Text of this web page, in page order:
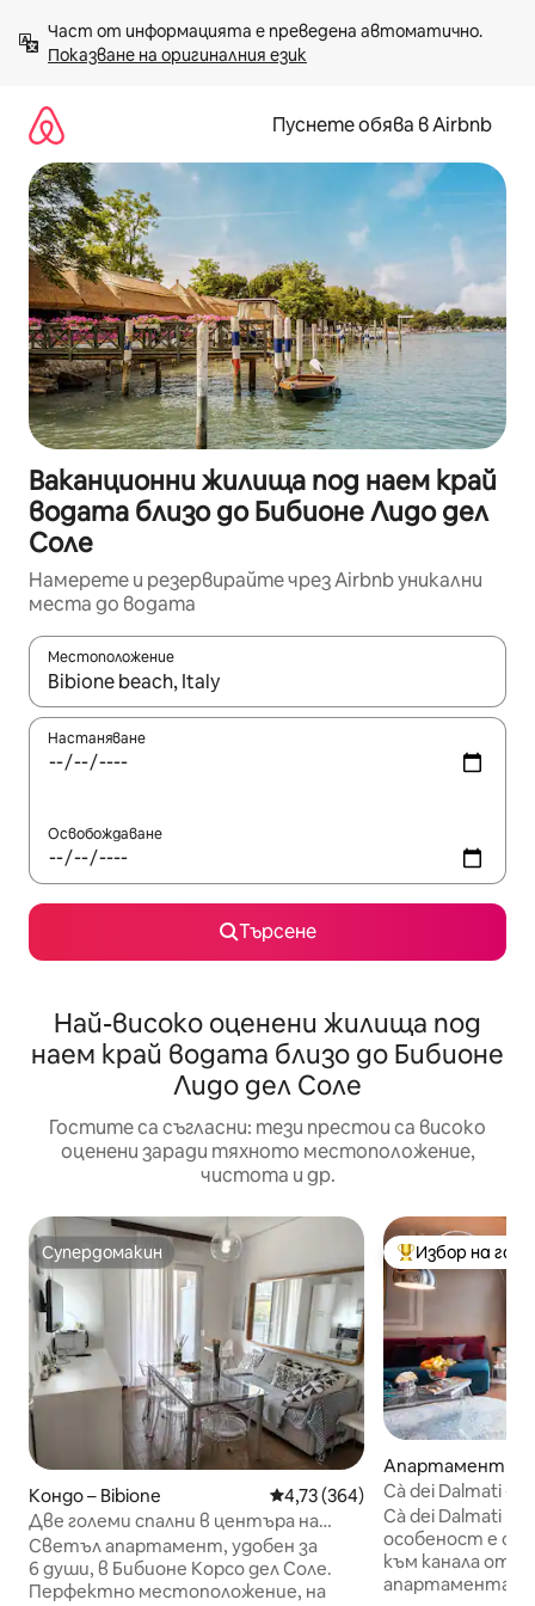
към
съдържанието
Показване на оригиналния език
Пуснете обява в Airbnb
Ваканционни жилища под наем край
водата близо до Бибионе Лидо дел
Соле
Намерете и резервирайте чрез Airbnb уникални
места до водата
Местоположение
Когато резултатите се покажат, използвайте
Настаняване
Освобождаване
Търсене
Най-високо оценени жилища под
наем край водата близо до Бибионе
Лидо дел Соле
Гостите са съгласни: тези престои са високо
оценени заради тяхното местоположение,
чистота и др.
Супердомакин
Супердомакин
Кондо – Bibione Средна оценка: 4,73 от 5,
4,73 (364)
Две големи спални в центъра на
Бибионе.
Светъл апартамент, удобен за
6 души, в Бибионе Корсо дел Соле.
Перфектно местоположение, на
Най-популярен
Избор на
Апартамент –
Cà dei Dalmati -
канал
Cà dei Dalmati
особеност е
към канала от
апартамента,